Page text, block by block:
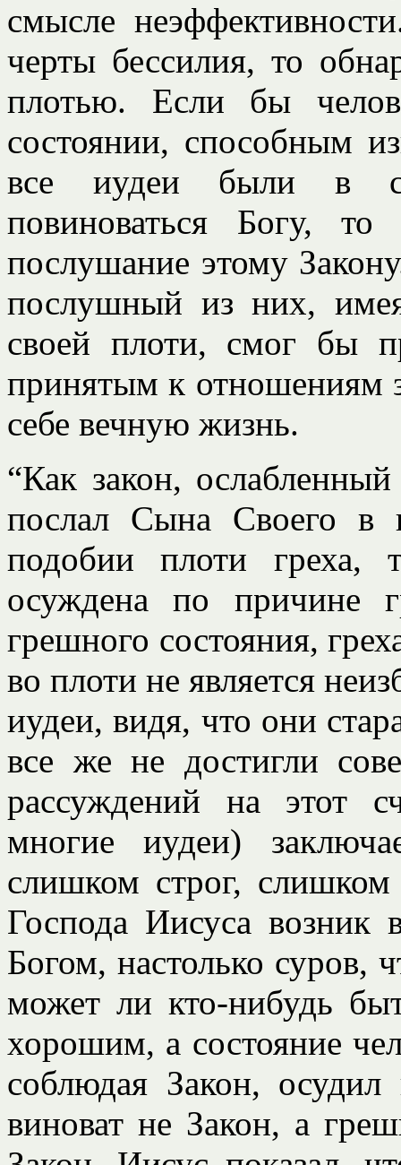
смысле
черты бессилия, то
плотью. Если бы
состоянии, способным
все иудеи были в
повиноваться Богу,
послушание этому
послушный из них,
своей плоти, смог бы
принятым к отношениям
себе вечную жизнь.
“Как закон,
послал Сына Своего в
подобии плоти греха,
осуждена по причине
грешного состояния,
во плоти не является
иудеи, видя, что они
все же не достигли
рассуждений на этот
многие иудеи)
слишком строг,
Господа Иисуса
Богом, настолько суров,
может ли кто-нибудь
хорошим, а состояние
соблюдая Закон,
виноват не Закон, а